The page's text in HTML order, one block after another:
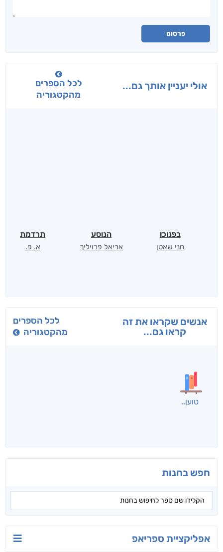
פרסום
אולי יעניין אותך גם...
לכל הספרים
מהקטגוריה
בפנוכו
חני שאטן
הנוסע
אריאל פרויליך
תרדמת
א. פ.
אנשים שקראו את זה
קראו גם...
לכל הספרים
מהקטגוריה
יש לי נפש רעועה
ד"ר ליאור סומך